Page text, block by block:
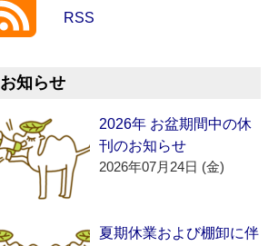
RSS
お知らせ
2026年 お盆期間中の休
刊のお知らせ
2026年07月24日 (金)
夏期休業および棚卸に伴